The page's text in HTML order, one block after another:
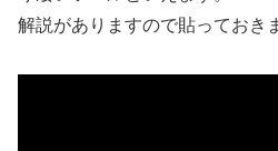
解説がありますので貼っておき